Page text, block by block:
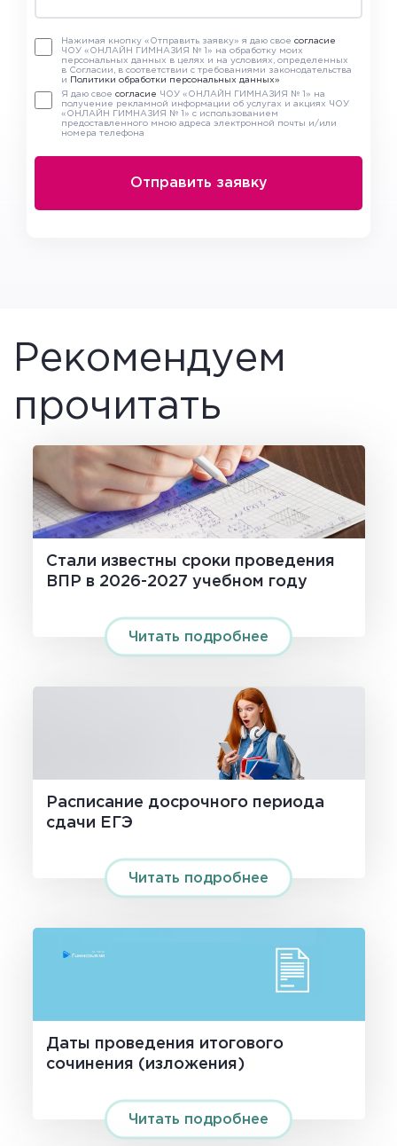
Нажимая кнопку «Отправить заявку» я даю свое согласие
ЧОУ «ОНЛАЙН ГИМНАЗИЯ № 1» на обработку моих
персональных данных в целях и на условиях, определенных
в Согласии, в соответствии с требованиями законодательства
и
Политики обработки персональных данных»
Я даю свое согласие ЧОУ «ОНЛАЙН ГИМНАЗИЯ № 1» на
получение рекламной информации об услугах и акциях ЧОУ
«ОНЛАЙН ГИМНАЗИЯ № 1» с использованием
предоставленного мною адреса электронной почты и/или
номера телефона
Рекомендуем
прочитать
Стали известны сроки проведения
ВПР в 2026-2027 учебном году
Читать подробнее
Расписание досрочного периода
сдачи ЕГЭ
Читать подробнее
Даты проведения итогового
сочинения (изложения)
Читать подробнее